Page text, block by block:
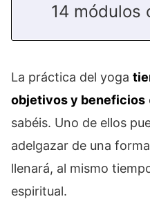
14 módulos
La práctica del yoga
objetivos y beneficios
sabéis. Uno de ellos
adelgazar de una
llenará, al mismo
espiritual.